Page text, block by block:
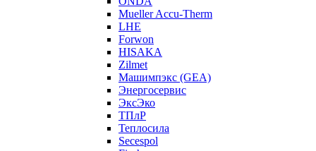
Mueller Accu-Therm
LHE
Forwon
HISAKA
Zilmet
Машимпэкс (GEA)
Энергосервис
ЭксЭко
ТПлР
Теплосила
Secespol